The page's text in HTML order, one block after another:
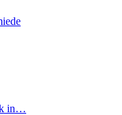
in…